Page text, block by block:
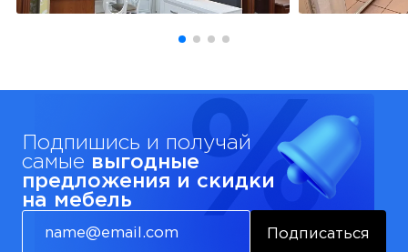
Подпишись и получай
самые выгодные
предложения и скидки
на мебель
Подписаться